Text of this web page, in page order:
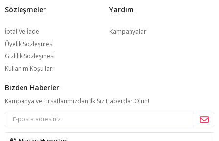
Sözleşmeler
İptal Ve İade
Üyelik Sözleşmesi
Gizlilik Sözleşmesi
Kullanım Koşulları
Yardım
Kampanyalar
Bizden Haberler
Kampanya ve Fırsatlarımızdan İlk Siz Haberdar Olun!